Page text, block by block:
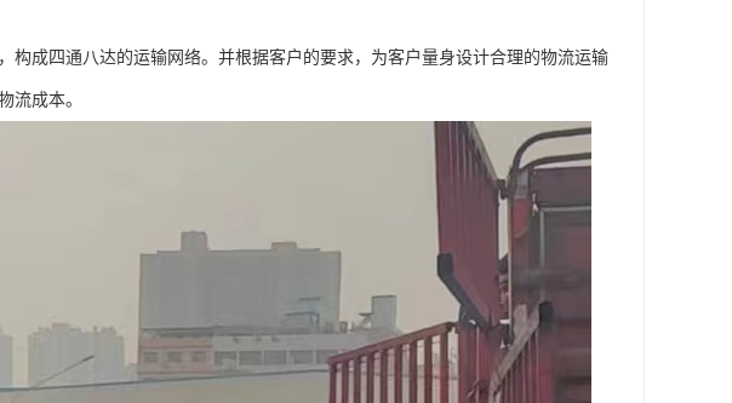
成四通八达的运输网络。并根据客户的要求，为客户量身设计合理的物流运输
流成本。